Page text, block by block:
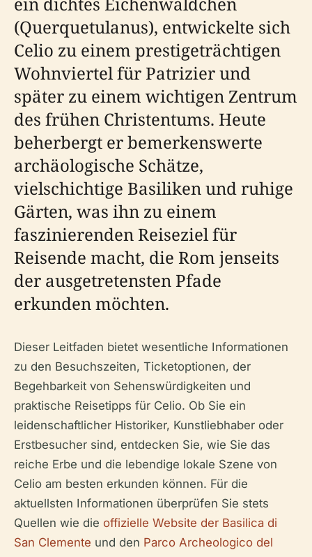
(Querquetulanus), entwickelte sich
Celio zu einem prestigeträchtigen
Wohnviertel für Patrizier und
später zu einem wichtigen Zentrum
des frühen Christentums. Heute
beherbergt er bemerkenswerte
archäologische Schätze,
vielschichtige Basiliken und ruhige
Gärten, was ihn zu einem
faszinierenden Reiseziel für
Reisende macht, die Rom jenseits
der ausgetretensten Pfade
erkunden möchten.
Dieser Leitfaden bietet wesentliche Informationen
zu den Besuchszeiten, Ticketoptionen, der
Begehbarkeit von Sehenswürdigkeiten und
praktische Reisetipps für Celio. Ob Sie ein
leidenschaftlicher Historiker, Kunstliebhaber oder
Erstbesucher sind, entdecken Sie, wie Sie das
reiche Erbe und die lebendige lokale Szene von
Celio am besten erkunden können. Für die
aktuellsten Informationen überprüfen Sie stets
Quellen wie die offizielle Website der Basilica di
San Clemente und den Parco Archeologico del